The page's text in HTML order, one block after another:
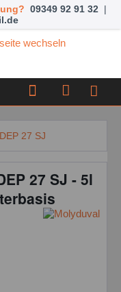
09349 92 91 32 |
27 SJ
27 SJ - 5l